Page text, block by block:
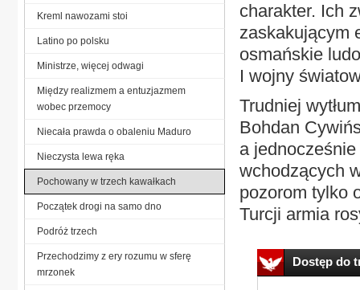
charakter. Ich
zaskakującym
osmańskie
I wojny
Trudniej
Bohdan
a
wchodzących
pozorom tylko
Turcji armia
Dostęp do
Kreml nawozami stoi
Latino po polsku
Ministrze, więcej odwagi
Między realizmem a entuzjazmem
wobec przemocy
Niecała prawda o obaleniu Maduro
Nieczysta lewa ręka
Pochowany w trzech kawałkach
Początek drogi na samo dno
Podróż trzech
Przechodzimy z ery rozumu w sferę
mrzonek